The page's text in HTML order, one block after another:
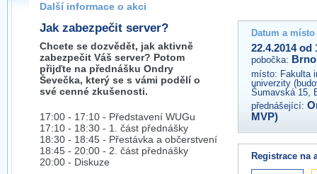
brno@wug.cz
Další informace o akci
Jak zabezpečit server?
Chcete se dozvědět, jak aktivně
zabezpečit Váš server? Potom
přijďte na přednášku Ondry
Ševečka, který se s vámi podělí o
své cenné zkušenosti.
17:00 - 17:10 - Představení WUGu
17:10 - 18:30 - 1. část přednášky
18:30 - 18:45 - Přestávka a občerstvení
18:45 - 20:00 - 2. část přednášky
20:00 - Diskuze
Datum a
22.4.2014 od
pobočka: Brno
místo: Fakulta
univerzity
Šumavská 15,
přednášející:
MVP)
Registrace na